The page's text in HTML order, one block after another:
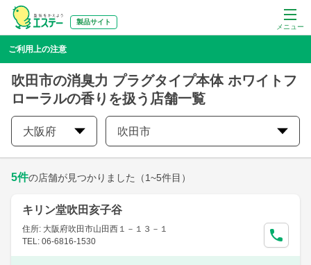
メニュー
製品サイト
ご利用上の注意
吹田市の消臭力 プラグタイプ本体 ホワイトフ
ローラルの香りを扱う店舗一覧
大阪府 吹田市
5件の店舗が見つかりました （1~5件目）
キリン堂吹田亥子谷
住所: 大阪府吹田市山田西１－１３－１
TEL: 06-6816-1530